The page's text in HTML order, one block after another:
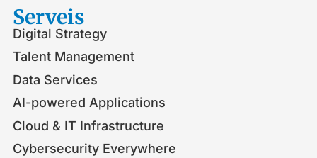
Serveis​
Digital Strategy
Talent Management
Data Services
AI-powered Applications
Cloud & IT Infrastructure
Cybersecurity Everywhere